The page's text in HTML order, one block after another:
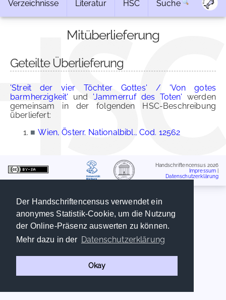
Der Handschriftencensus verwendet ein
anonymes Statistik-Cookie, um die Nutzung
der Online-Präsenz auswerten zu können.
Mehr dazu in der Datenschutzerklärung
Okay
Verzeichnisse Literatur HSC Suche
Mitüberlieferung
Geteilte Überlieferung
'Streit der vier Töchter Gottes' / 'Von gotes
barmherzigkeit' und 'Jammerruf des Toten' werden
gemeinsam in der folgenden HSC-Beschreibung
überliefert:
■ Wien, Österr. Nationalbibl., Cod. 12562
Handschriftencensus 2026
Impressum
Datenschutzerklärung